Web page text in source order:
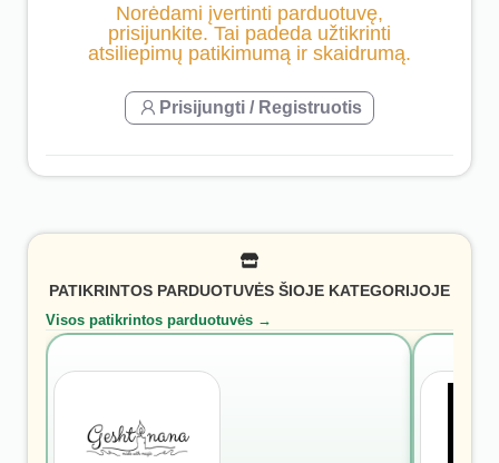
Norėdami įvertinti parduotuvę,
prisijunkite. Tai padeda užtikrinti
atsiliepimų patikimumą ir skaidrumą.
Prisijungti / Registruotis
PATIKRINTOS PARDUOTUVĖS ŠIOJE KATEGORIJOJE
Visos patikrintos parduotuvės →